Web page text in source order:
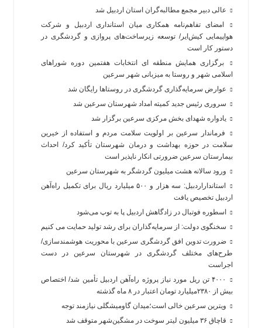
عالی دبیر مجمع مطالبه‌گران استان اردبیل شد
امضای تفاهم‌نامه همکاری میان استانداری اردبیل و شرکت
هواپیمایی کیش‌ایر/ توسعه زیرساخت‌های پروازی و گردشگری در
دستور کار است
برگزاری همایش منطقه ای انتخابات هفتمین دوره شوراهای
اسلامی شهر و روستا به میزبانی شهر سرعین
عوارض سرمایه‌گذاری گردشگری در روستاها رایگان شد
سروری رئیس جدید کمیته امداد شهرستان سرعین شد
یادواره شهدای بخش مرکزی سرعین برگزار شد
فرماندار سرعین بر اولویت سلامت مردم و استفاده از خیرین
سلامت در حوزه بهداشت و درمان شهرستان تأکید کرد/ احداث
بیمارستان سرعین ضرورتی انکار ناپذیر است
ورود سالانه هشت میلیون گردشگر به شهرستان سرعین
استانداراردبیل: سه هزار و ۵۰۰ میلیارد ریال برای تکمیل راه‌آهن
اردبیل تخصیص یافت
اسطوره فوتبال در زادگاهش اردبیل پا به توپ می‌شود
سخنگوی دولت: از سرمایه‌گذاران برای رشد تولید حمایت می کنیم
ضرورت تدوین افق گردشگری سرعین با محوریت هوشمندسازی/
طرح‌های مختلف گردشگری در شهرستان سرعین در دست
اجراست
۴۰۰۰ تن ریل مورد نیاز پروژه راه‌آهن اردبیل تأمین شد/ اختصاص
بیش از ۲۳۸۰میلیارد تومان اعتبار در ۸ ماه گذشته
ویترین سرعین خالی است؛میدان گاومیشگلی نیازمند توجه
قاچاق ۳۶ میلیون لیتر سوخت در مشگین‌شهر متوقف شد